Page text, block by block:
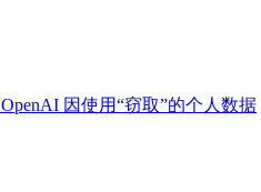
OpenAI 因使用“窃取”的个人数据